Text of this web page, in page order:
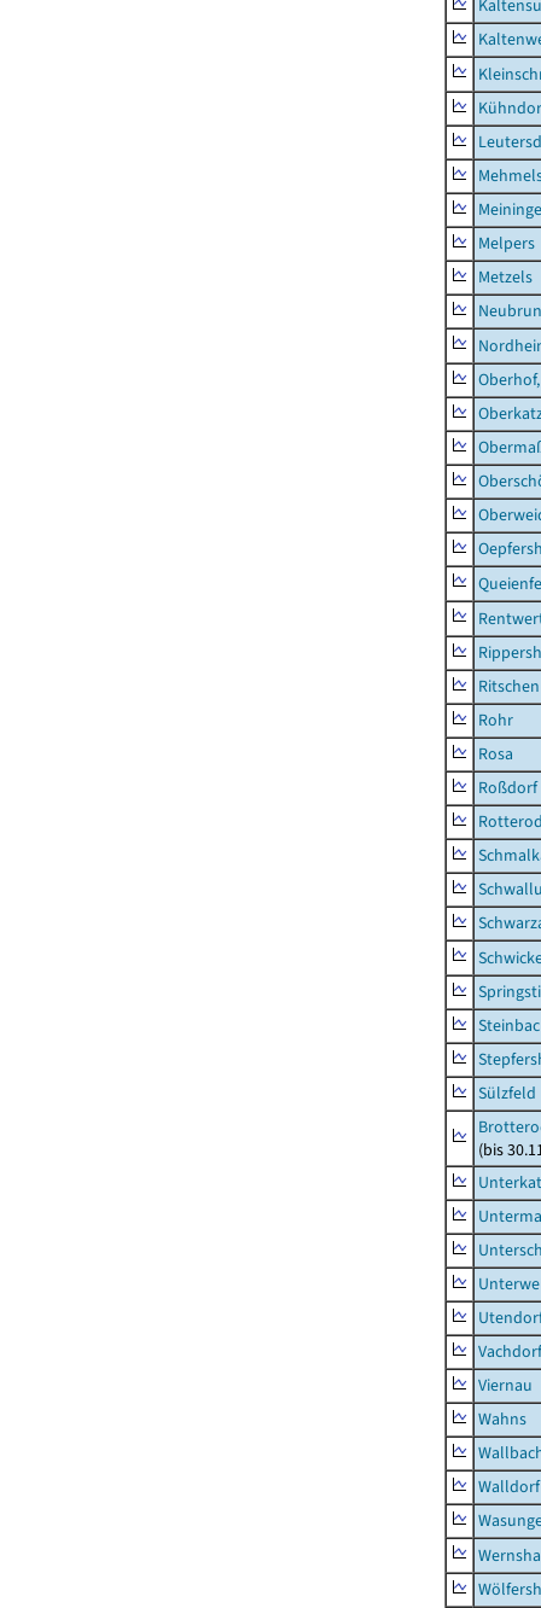
Melpers
Metzels
Rohr
Rosa
Roßdorf
Sülzfeld
(bis
Vachdorf
Viernau
Wahns
Walldorf